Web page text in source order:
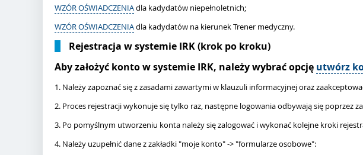
WZÓR OŚWIADCZENIAdla kadydatów niepełnoletnich;
WZÓR OŚWIADCZENIAdla kadydatów na kierunek Trener medyczny.
Rejestracja w systemie IRK (krok po kroku)
Aby założyć konto w systemie IRK, należy wybrać opcję utwórz
1. Należy zapoznać się z zasadami zawartymi w klauzuli informacyjnej oraz
2. Proces rejestracji wykonuje się tylko raz, następne logowania odbywają się poprzez
3. Po pomyślnym utworzeniu konta należy się zalogować i wykonać kolejne kroki
4. Należy uzupełnić dane z zakładki "moje konto" -> "formularze osobowe":